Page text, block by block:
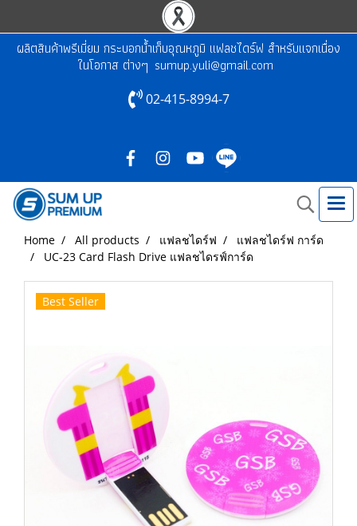
ผลิตสินค้าพรีเมี่ยม กระบอกน้ำเก็บอุณหภูมิ แฟลชไดร์ฟ สำหรับแจกเนื่อง
ในโอกาส ต่างๆ sumup.yuli@gmail.com
02-415-8994-7
Home All products แฟลชไดร์ฟ
แฟลชไดร์ฟ การ์ด
UC-23 Card Flash Drive แฟลชไดรฟ์การ์ด
Best Seller